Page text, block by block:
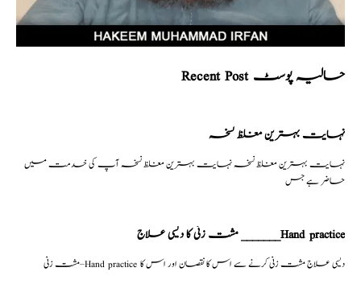
Recent Post حالیہ پوسٹ
نہایت بہترین مغلظ نسخہ
نہایت بہترین مغلظ نسخہ نہایت بہترین مغلظ نسخہ آپ کی خدمت میں
حاضر ہے جس
مشت زنی کا دیسی علاج _______Hand practice
مشت زنی–Hand practice دیسی علاج مشت زنی کرنے سے اس کا نقصان اور اس کا